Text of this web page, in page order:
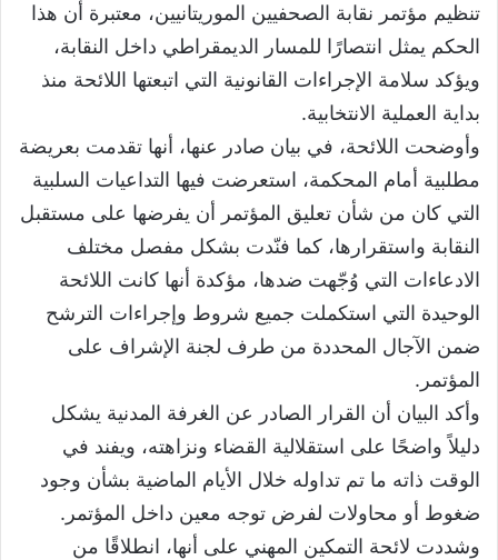
تنظيم مؤتمر نقابة الصحفيين الموريتانيين، معتبرة أن هذا
الحكم يمثل انتصارًا للمسار الديمقراطي داخل النقابة،
ويؤكد سلامة الإجراءات القانونية التي اتبعتها اللائحة منذ
بداية العملية الانتخابية.
وأوضحت اللائحة، في بيان صادر عنها، أنها تقدمت بعريضة
مطلبية أمام المحكمة، استعرضت فيها التداعيات السلبية
التي كان من شأن تعليق المؤتمر أن يفرضها على مستقبل
النقابة واستقرارها، كما فنّدت بشكل مفصل مختلف
الادعاءات التي وُجّهت ضدها، مؤكدة أنها كانت اللائحة
الوحيدة التي استكملت جميع شروط وإجراءات الترشح
ضمن الآجال المحددة من طرف لجنة الإشراف على
المؤتمر.
وأكد البيان أن القرار الصادر عن الغرفة المدنية يشكل
دليلاً واضحًا على استقلالية القضاء ونزاهته، ويفند في
الوقت ذاته ما تم تداوله خلال الأيام الماضية بشأن وجود
ضغوط أو محاولات لفرض توجه معين داخل المؤتمر.
وشددت لائحة التمكين المهني على أنها، انطلاقًا من